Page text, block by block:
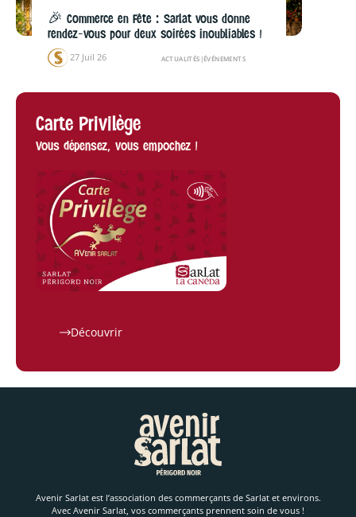
🎉 Commerce en Fête : Sarlat vous donne
rendez-vous pour deux soirées inoubliables !
27 Juil 26 ACTUALITÉS |ÉVÉNEMENTS
Carte Privilège
Vous dépensez, vous empochez !
Découvrir
Avenir Sarlat est l’association des commerçants de Sarlat et environs.
Avec Avenir Sarlat, vos commerçants prennent soin de vous !